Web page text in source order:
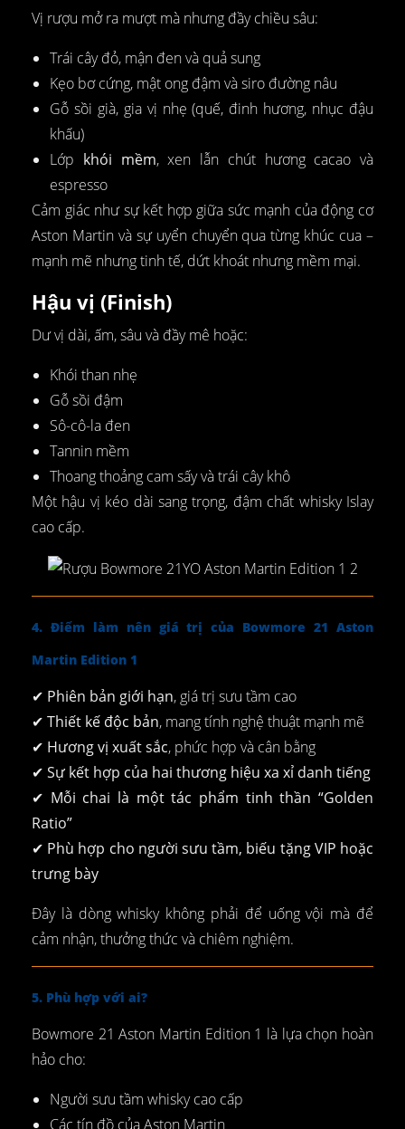
Vị rượu mở ra mượt mà nhưng đầy chiều sâu:
Trái cây đỏ, mận đen và quả sung
Kẹo bơ cứng, mật ong đậm và siro đường nâu
Gỗ sồi già, gia vị nhẹ (quế, đinh hương, nhục đậu
khấu)
Lớp khói mềm, xen lẫn chút hương cacao và
espresso
Cảm giác như sự kết hợp giữa sức mạnh của động cơ
Aston Martin và sự uyển chuyển qua từng khúc cua –
mạnh mẽ nhưng tinh tế, dứt khoát nhưng mềm mại.
Hậu vị (Finish)
Dư vị dài, ấm, sâu và đầy mê hoặc:
Khói than nhẹ
Gỗ sồi đậm
Sô-cô-la đen
Tannin mềm
Thoang thoảng cam sấy và trái cây khô
Một hậu vị kéo dài sang trọng, đậm chất whisky Islay
cao cấp.
4. Điểm làm nên giá trị của Bowmore 21 Aston
Martin Edition 1
✔ Phiên bản giới hạn, giá trị sưu tầm cao
✔ Thiết kế độc bản, mang tính nghệ thuật mạnh mẽ
✔ Hương vị xuất sắc, phức hợp và cân bằng
✔ Sự kết hợp của hai thương hiệu xa xỉ danh tiếng
✔ Mỗi chai là một tác phẩm tinh thần “Golden
Ratio”
✔ Phù hợp cho người sưu tầm, biếu tặng VIP hoặc
trưng bày
Đây là dòng whisky không phải để uống vội mà để
cảm nhận, thưởng thức và chiêm nghiệm.
5. Phù hợp với ai?
Bowmore 21 Aston Martin Edition 1 là lựa chọn hoàn
hảo cho:
Người sưu tầm whisky cao cấp
Các tín đồ của Aston Martin